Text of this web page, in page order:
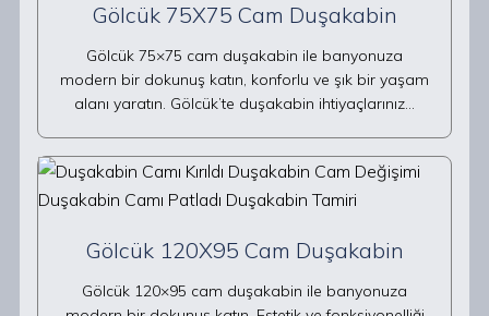
Gölcük 75X75 Cam Duşakabin
Gölcük 75×75 cam duşakabin ile banyonuza
modern bir dokunuş katın, konforlu ve şık bir yaşam
alanı yaratın. Gölcük’te duşakabin ihtiyaçlarınız…
Gölcük 120X95 Cam Duşakabin
Gölcük 120×95 cam duşakabin ile banyonuza